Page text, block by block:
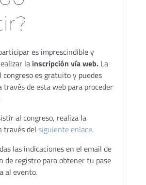
es imprescindible y
la inscripción vía web.La
congreso es gratuito y puedes
de esta web para proceder
al congreso, realiza la
través del siguiente enlace.
las indicaciones en el email de
de registro para obtener tu pase
al evento.